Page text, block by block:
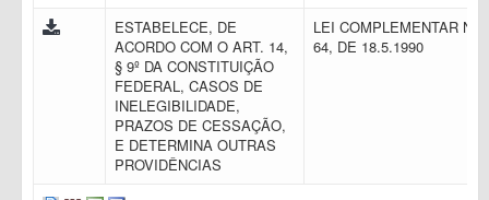
ESTABELECE, DE
ACORDO COM O ART. 14,
§ 9º DA CONSTITUIÇÃO
FEDERAL, CASOS DE
INELEGIBILIDADE,
PRAZOS DE CESSAÇÃO,
E DETERMINA OUTRAS
PROVIDÊNCIAS
LEI COMPLEMENTAR N.
64, DE 18.5.1990